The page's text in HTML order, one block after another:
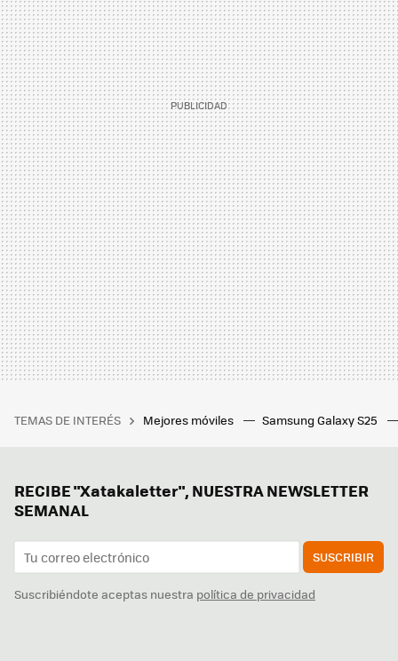
TEMAS DE INTERÉS Mejores móviles Samsung Galaxy S25
RECIBE "Xatakaletter", NUESTRA NEWSLETTER
SEMANAL
SUSCRIBIR
Suscribiéndote aceptas nuestra política de privacidad